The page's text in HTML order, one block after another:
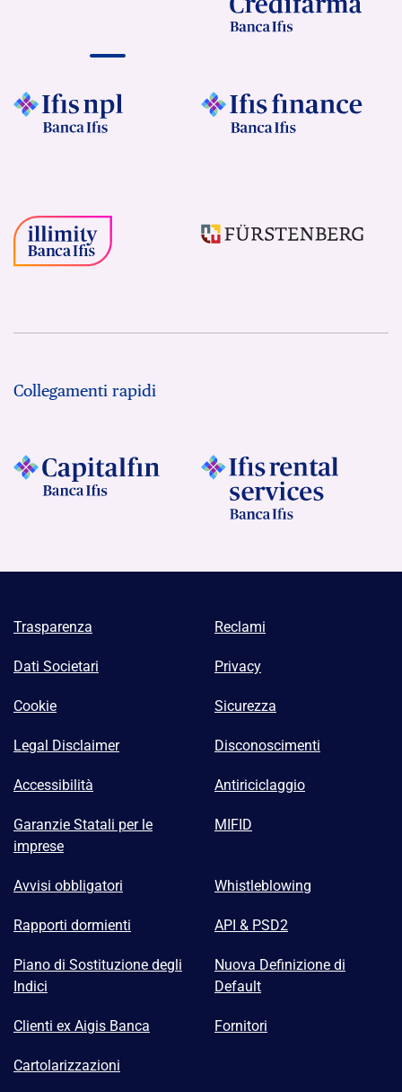
Collegamenti rapidi
Trasparenza Reclami
Dati Societari Privacy
Cookie Sicurezza
Legal Disclaimer Disconoscimenti
Accessibilità Antiriciclaggio
Garanzie Statali per le
imprese
MIFID
Avvisi obbligatori Whistleblowing
Rapporti dormienti API & PSD2
Piano di Sostituzione degli
Indici
Nuova Definizione di
Default
Clienti ex Aigis Banca Fornitori
Cartolarizzazioni